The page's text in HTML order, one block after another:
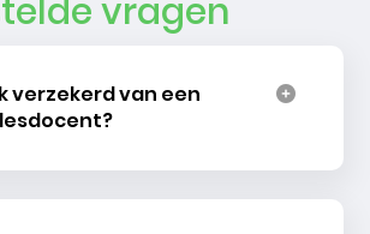
vragen
verzekerd van een